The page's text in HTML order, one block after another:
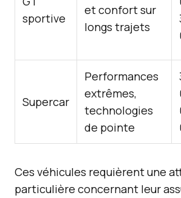
sportive
et confort sur
longs trajets
Supercar
Performances
extrêmes,
technologies
de pointe
Ces véhicules requièrent une
particulière concernant leur